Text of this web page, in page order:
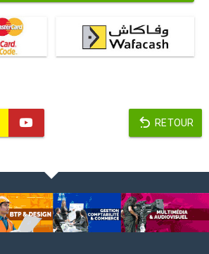
RETOUR